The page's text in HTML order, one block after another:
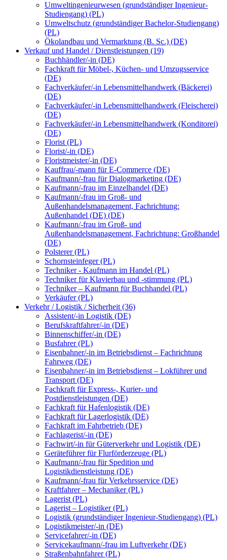
Umweltingenieurwesen (grundständiger Ingenieur-
Studiengang) (PL)
Umweltschutz (grundständiger Bachelor-Studiengang)
(PL)
Ökolandbau und Vermarktung (B. Sc.) (DE)
Verkauf und Handel / Dienstleistungen (19)
Buchhändler/-in (DE)
Fachkraft für Möbel-, Küchen- und Umzugsservice
(DE)
Fachverkäufer/-in Lebensmittelhandwerk (Bäckerei)
(DE)
Fachverkäufer/-in Lebensmittelhandwerk (Fleischerei)
(DE)
Fachverkäufer/-in Lebensmittelhandwerk (Konditorei)
(DE)
Florist (PL)
Florist/-in (DE)
Floristmeister/-in (DE)
Kauffrau/-mann für E-Commerce (DE)
Kaufmann/-frau für Dialogmarketing (DE)
Kaufmann/-frau im Einzelhandel (DE)
Kaufmann/-frau im Groß- und
Außenhandelsmanagement, Fachrichtung:
Außenhandel (DE) (DE)
Kaufmann/-frau im Groß- und
Außenhandelsmanagement, Fachrichtung: Großhandel
(DE)
Polsterer (PL)
Schornsteinfeger (PL)
Techniker - Kaufmann im Handel (PL)
Techniker für Klavierbau und -stimmung (PL)
Techniker – Kaufmann für Buchhandel (PL)
Verkäufer (PL)
Verkehr / Logistik / Sicherheit (36)
Assistent/-in Logistik (DE)
Berufskraftfahrer/-in (DE)
Binnenschiffer/-in (DE)
Busfahrer (PL)
Eisenbahner/-in im Betriebsdienst – Fachrichtung
Fahrweg (DE)
Eisenbahner/-in im Betriebsdienst – Lokführer und
Transport (DE)
Fachkraft für Express-, Kurier- und
Postdienstleistungen (DE)
Fachkraft für Hafenlogistik (DE)
Fachkraft für Lagerlogistik (DE)
Fachkraft im Fahrbetrieb (DE)
Fachlagerist/-in (DE)
Fachwirt/-in für Güterverkehr und Logistik (DE)
Geräteführer für Flurförderzeuge (PL)
Kaufmann/-frau für Spedition und
Logistikdienstleistung (DE)
Kaufmann/-frau für Verkehrsservice (DE)
Kraftfahrer – Mechaniker (PL)
Lagerist (PL)
Lagerist – Logistiker (PL)
Logistik (grundständiger Ingenieur-Studiengang) (PL)
Logistikmeister/-in (DE)
Servicefahrer/-in (DE)
Servicekaufmann/-frau im Luftverkehr (DE)
Straßenbahnfahrer (PL)